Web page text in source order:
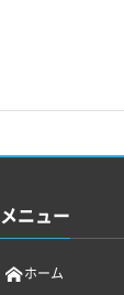
メニュー
ホーム